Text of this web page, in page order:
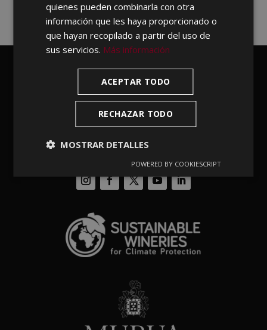
quienes pueden combinarla con otra
información que les haya proporcionado o
que hayan recopilado a partir del uso de
sus servicios. Más información
ACEPTAR TODO
RECHAZAR TODO
MOSTRAR DETALLES
POWERED BY COOKIESCRIPT